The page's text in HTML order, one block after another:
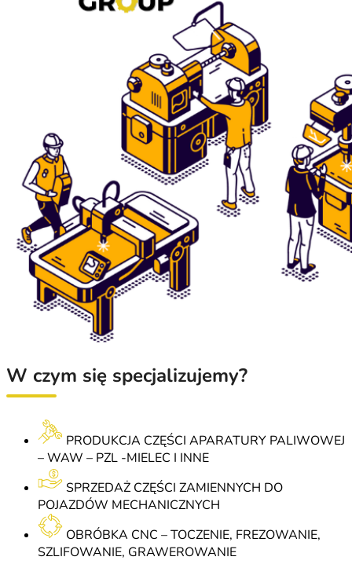
W czym się specjalizujemy?
PRODUKCJA CZĘŚCI APARATURY PALIWOWEJ
– WAW – PZL -MIELEC I INNE
SPRZEDAŻ CZĘŚCI ZAMIENNYCH DO
POJAZDÓW MECHANICZNYCH
OBRÓBKA CNC – TOCZENIE, FREZOWANIE,
SZLIFOWANIE, GRAWEROWANIE